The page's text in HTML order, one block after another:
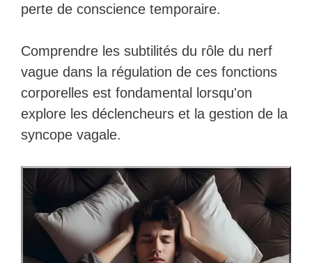
perte de conscience temporaire.
Comprendre les subtilités du rôle du nerf
vague dans la régulation de ces fonctions
corporelles est fondamental lorsqu'on
explore les déclencheurs et la gestion de la
syncope vagale.